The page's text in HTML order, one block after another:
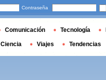
Contraseña
Comunicación Tecnología
Ciencia Viajes Tendencias